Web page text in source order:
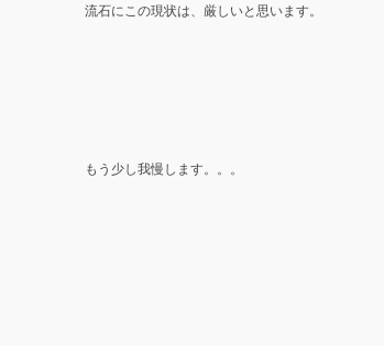
流石にこの現状は、厳しいと思います。
もう少し我慢します。。。